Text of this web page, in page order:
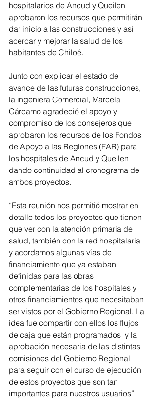
hospitalarios de Ancud y Queilen
aprobaron los recursos que permitirán
dar inicio a las construcciones y así
acercar y mejorar la salud de los
habitantes de Chiloé.
Junto con explicar el estado de
avance de las futuras construcciones,
la ingeniera Comercial, Marcela
Cárcamo agradeció el apoyo y
compromiso de los consejeros que
aprobaron los recursos de los Fondos
de Apoyo a las Regiones (FAR) para
los hospitales de Ancud y Queilen
dando continuidad al cronograma de
ambos proyectos.
“Esta reunión nos permitió mostrar en
detalle todos los proyectos que tienen
que ver con la atención primaria de
salud, también con la red hospitalaria
y acordamos algunas vías de
financiamiento que ya estaban
definidas para las obras
complementarias de los hospitales y
otros financiamientos que necesitaban
ser vistos por el Gobierno Regional. La
idea fue compartir con ellos los flujos
de caja que están programados  y la
aprobación necesaria de las distintas
comisiones del Gobierno Regional
para seguir con el curso de ejecución
de estos proyectos que son tan
importantes para nuestros usuarios”